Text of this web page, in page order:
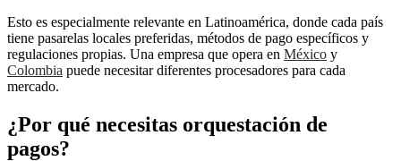
Esto es especialmente relevante en Latinoamérica, donde cada país
tiene pasarelas locales preferidas, métodos de pago específicos y
regulaciones propias. Una empresa que opera en México y
Colombia puede necesitar diferentes procesadores para cada
mercado.
¿Por qué necesitas orquestación de
pagos?